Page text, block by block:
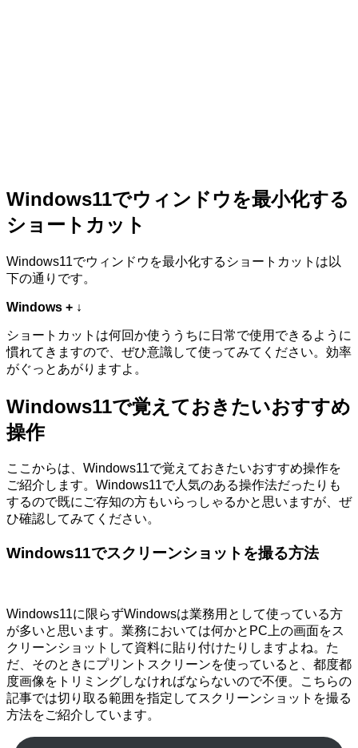
Windows11でウィンドウを最小化する
ショートカット
Windows11でウィンドウを最小化するショートカットは以
下の通りです。
Windows + ↓
ショートカットは何回か使ううちに日常で使用できるように
慣れてきますので、ぜひ意識して使ってみてください。効率
がぐっとあがりますよ。
Windows11で覚えておきたいおすすめ
操作
ここからは、Windows11で覚えておきたいおすすめ操作を
ご紹介します。Windows11で人気のある操作法だったりも
するので既にご存知の方もいらっしゃるかと思いますが、ぜ
ひ確認してみてください。
Windows11でスクリーンショットを撮る方法
Windows11に限らずWindowsは業務用として使っている方
が多いと思います。業務においては何かとPC上の画面をス
クリーンショットして資料に貼り付けたりしますよね。た
だ、そのときにプリントスクリーンを使っていると、都度都
度画像をトリミングしなければならないので不便。こちらの
記事では切り取る範囲を指定してスクリーンショットを撮る
方法をご紹介しています。